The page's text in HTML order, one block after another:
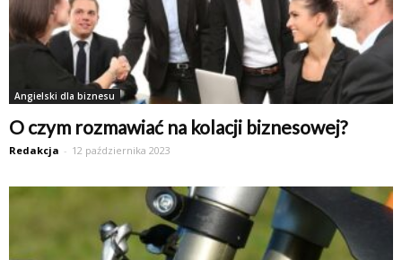
Angielski dla biznesu
O czym rozmawiać na kolacji biznesowej?
Redakcja - 12 października 2023